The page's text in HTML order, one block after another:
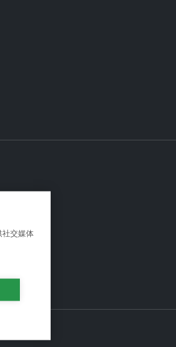
社交媒体